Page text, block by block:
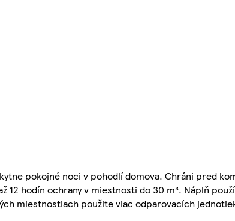
pokojné noci v pohodlí domova. Chráni pred
12 hodín ochrany v miestnosti do 30 m³. Náplň
miestnostiach použite viac odparovacích